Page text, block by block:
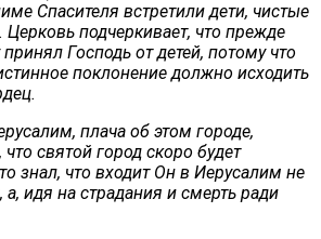
Спасителя встретили дети, чистые
подчеркивает, что прежде
Господь от детей, потому что
поклонение должно исходить
плача об этом городе,
святой город скоро будет
знал, что входит Он в Иерусалим не
идя на страдания и смерть ради